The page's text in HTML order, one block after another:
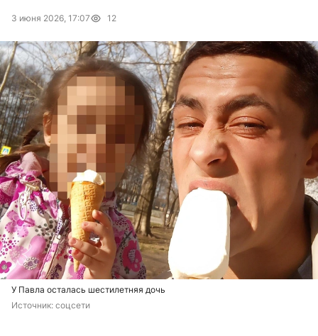
3 июня 2026, 17:07 12
У Павла осталась шестилетняя дочь
Источник: соцсети